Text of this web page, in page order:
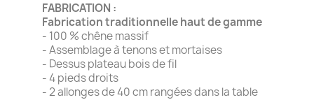
FABRICATION :
Fabrication traditionnelle haut de gamme
- 100 % chêne massif
- Assemblage à tenons et mortaises
- Dessus plateau bois de fil
- 4 pieds droits
- 2 allonges de 40 cm rangées dans la table